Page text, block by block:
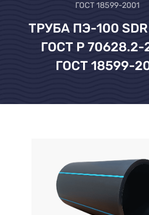
ГОСТ 18599-2001
ТРУБА ПЭ-100
ГОСТ Р 70628.2-
ГОСТ 18599-